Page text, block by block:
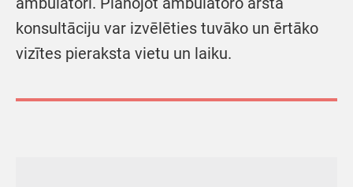
konsultāciju var izvēlēties tuvāko un ērtāko
vizītes pieraksta vietu un laiku.